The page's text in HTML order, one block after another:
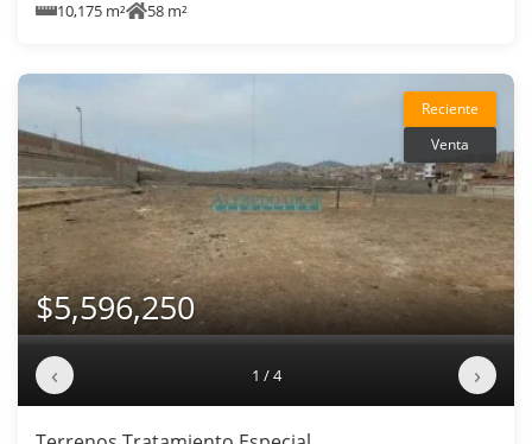
10,175 m² 58 m²
Reciente
Venta
$5,596,250
‹ 1 / 4 ›